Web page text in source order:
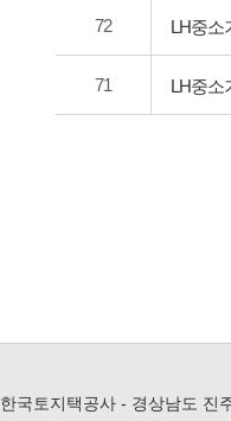
72 LH중소
71 LH중소
한국토지택공사 - 경상남도 진